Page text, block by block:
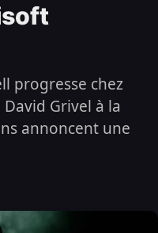
progresse chez
Grivel à la
annoncent une